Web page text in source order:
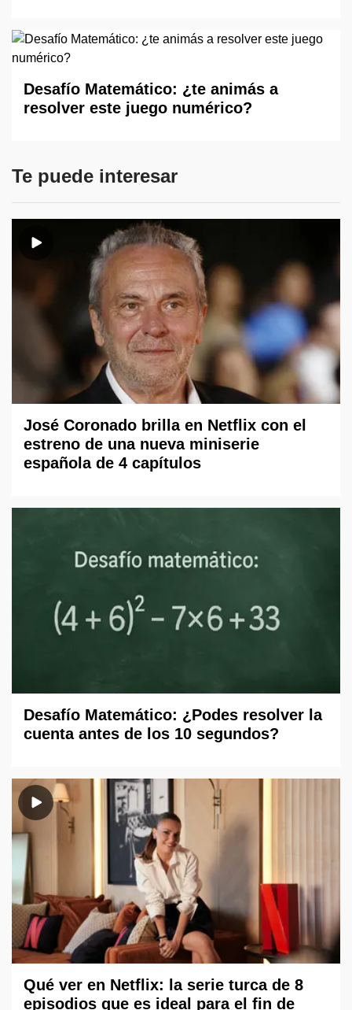
Desafío Matemático: ¿te animás a
resolver este juego numérico?
Te puede interesar
José Coronado brilla en Netflix con el
estreno de una nueva miniserie
española de 4 capítulos
Desafío Matemático: ¿Podes resolver la
cuenta antes de los 10 segundos?
Qué ver en Netflix: la serie turca de 8
episodios que es ideal para el fin de